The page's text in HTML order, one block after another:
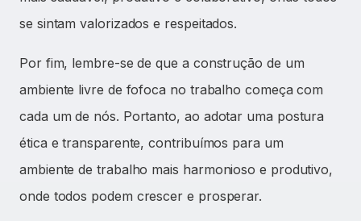
se sintam valorizados e respeitados.
Por fim, lembre-se de que a construção de um
ambiente livre de fofoca no trabalho começa com
cada um de nós. Portanto, ao adotar uma postura
ética e transparente, contribuímos para um
ambiente de trabalho mais harmonioso e produtivo,
onde todos podem crescer e prosperar.